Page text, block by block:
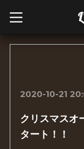
t
o
l
2020-10-21
クリスマスオ
タート！！